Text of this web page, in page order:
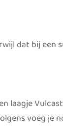
dat bij een
laagje
voeg je